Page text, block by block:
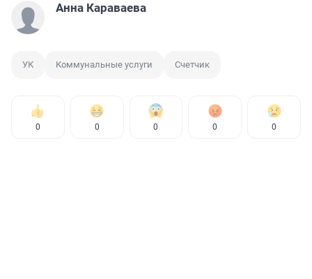
Анна Караваева
УК Коммунальные услуги Счетчик
0 0 0 0 0